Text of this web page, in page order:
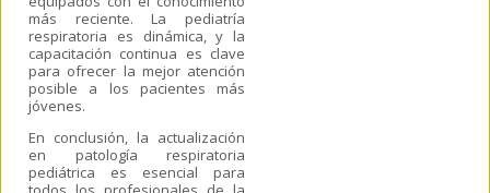
más reciente. La pediatría
respiratoria es dinámica, y la
capacitación continua es clave
para ofrecer la mejor atención
posible a los pacientes más
jóvenes.
En conclusión, la actualización
en patología respiratoria
pediátrica es esencial para